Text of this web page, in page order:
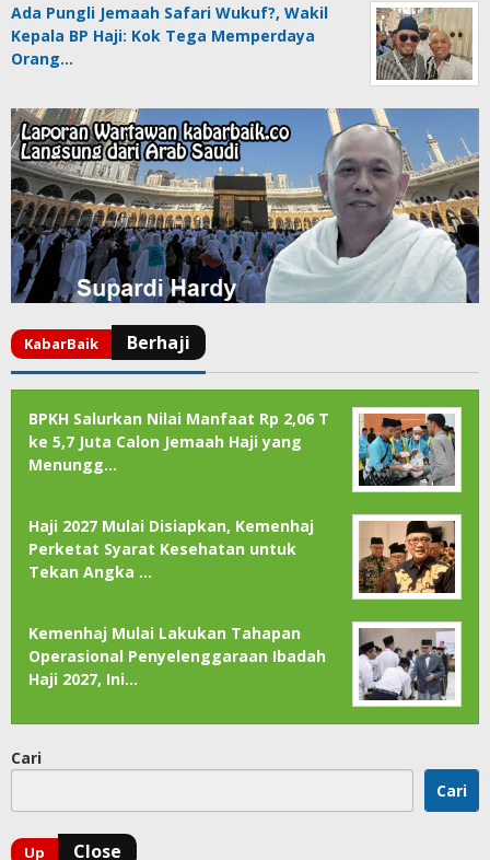
Ada Pungli Jemaah Safari Wukuf?, Wakil
Kepala BP Haji: Kok Tega Memperdaya
Orang…
BPKH Salurkan Nilai Manfaat Rp 2,06 T
ke 5,7 Juta Calon Jemaah Haji yang
Menungg…
Haji 2027 Mulai Disiapkan, Kemenhaj
Perketat Syarat Kesehatan untuk
Tekan Angka …
Kemenhaj Mulai Lakukan Tahapan
Operasional Penyelenggaraan Ibadah
Haji 2027, Ini…
Cari
Cari